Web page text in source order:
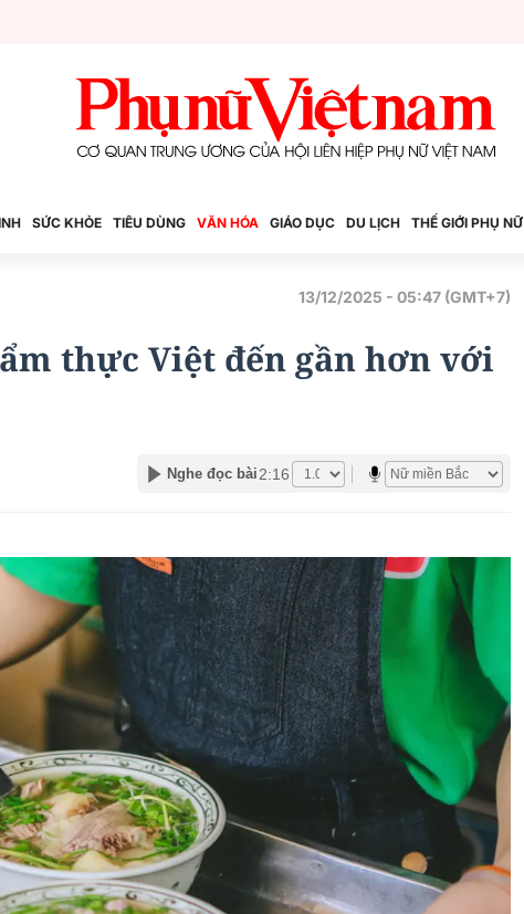
SỨC KHỎE TIÊU DÙNG VĂN HÓA GIÁO DỤC DU LỊCH THẾ GIỚI PHỤ NỮ
13/12/2025 - 05:47 (GMT+7)
thực Việt đến gần hơn với
Nghe đọc bài 2:16